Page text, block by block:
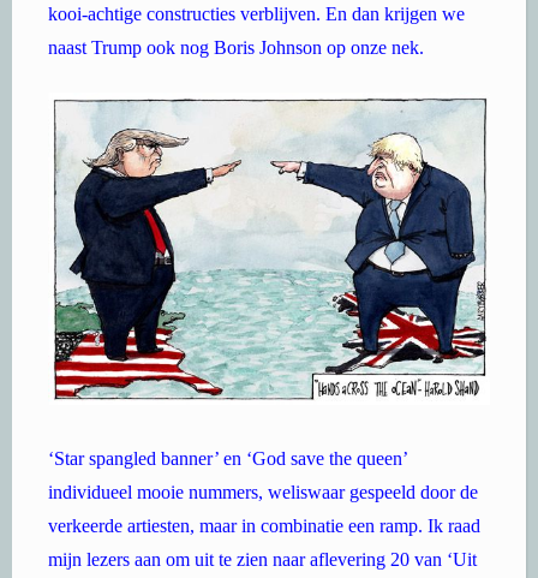
kooi-achtige constructies verblijven. En dan krijgen we
naast Trump ook nog Boris Johnson op onze nek.
‘Star spangled banner’ en ‘God save the queen’
individueel mooie nummers, weliswaar gespeeld door de
verkeerde artiesten, maar in combinatie een ramp. Ik raad
mijn lezers aan om uit te zien naar aflevering 20 van ‘Uit